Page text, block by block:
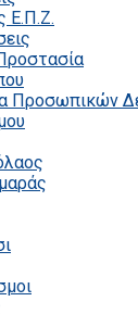
Ε.Π.Ζ.
Προσωπικών